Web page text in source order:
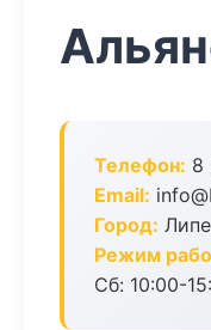
Телефон: 8
Email:
Город:
Режим
Сб: 10:00-